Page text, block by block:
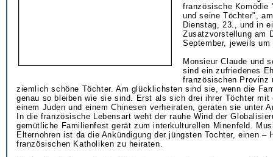
französische Komödie
und seine Töchter",
Dienstag, 23., und in
Zusatzvorstellung am
September, jeweils um
Monsieur Claude und
sind ein zufriedenes
französischen Provinz
ziemlich schöne Töchter. Am glücklichsten sind sie, wenn die
genau so bleiben wie sie sind. Erst als sich drei ihrer Töchter mit
einem Juden und einem Chinesen verheiraten, geraten sie unter
In die französische Lebensart weht der rauhe Wind der
gemütliche Familienfest gerät zum interkulturellen Minenfeld.
Elternohren ist da die Ankündigung der jüngsten Tochter, einen –
französischen Katholiken zu heiraten.